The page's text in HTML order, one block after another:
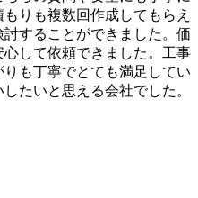
りも複数回作成してもらえ
することができました。価
して依頼できました。工事
も丁寧でとても満足してい
たいと思える会社でした。